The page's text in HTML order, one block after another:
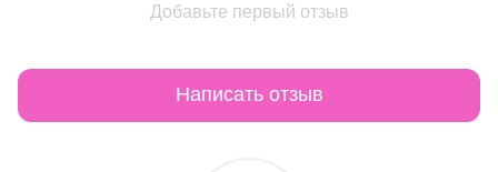
Добавьте первый отзыв
Написать отзыв